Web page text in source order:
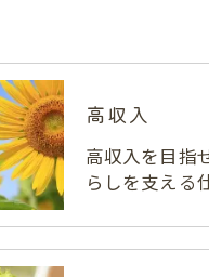
高収入
高収入を目指
らしを支える